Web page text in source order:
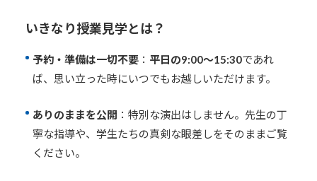
いきなり授業見学とは？
予約・準備は一切不要： 平日の9:00〜15:30であれ
ば、思い立った時にいつでもお越しいただけます。
ありのままを公開 ：特別な演出はしません。先生の丁
寧な指導や、学生たちの真剣な眼差しをそのままご覧
ください。